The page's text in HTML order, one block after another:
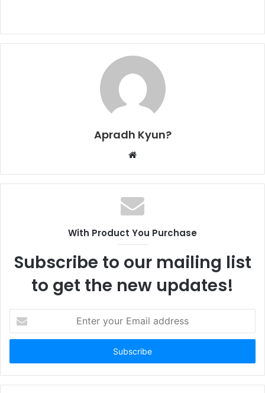
Apradh Kyun?
b
s
i
e
With Product You Purchase
Subscribe to our mailing list
to get the new updates!
t
r
y